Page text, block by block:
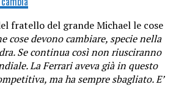
fratello del grande Michael le cose
cose devono cambiare, specie nella
Se continua così non riusciranno
La Ferrari aveva già in questo
ma ha sempre sbagliato. E’